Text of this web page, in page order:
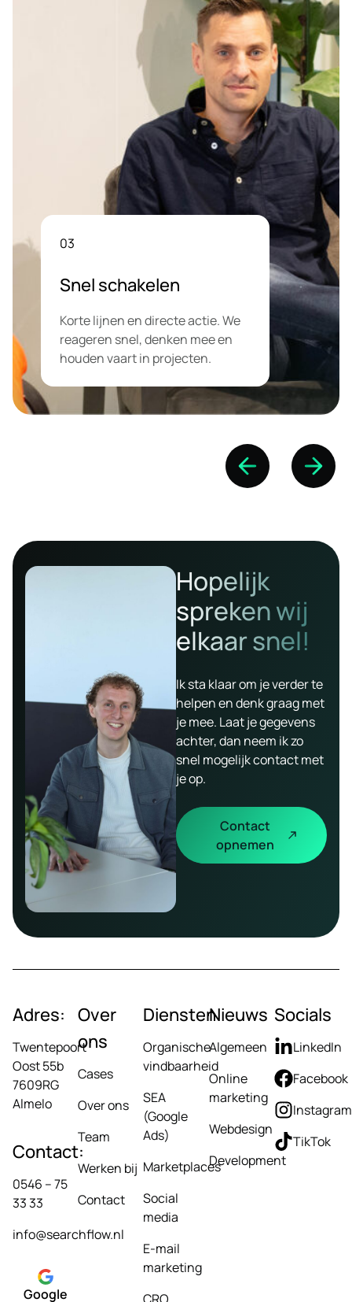
Langdurige
samenwerking
We kijken verder dan vandaag.
bouwen we aan duurzame
we doen, waarom we het doen en
waar je staat. Geen verrassingen
achteraf.
Hopelijk
spreken wij
elkaar snel!
Ik sta klaar om je verder te
helpen en denk graag met
je mee. Laat je gegevens
achter, dan neem ik zo
snel mogelijk contact met
je op.
Contact
opnemen
Adres:
Twentepoort
Oost 55b
7609RG
Almelo
Contact:
0546 – 75
33 33
info@searchflow.nl
Google
Over
ons
Cases
Over ons
Team
Werken bij
Contact
Diensten
Organische
vindbaarheid
SEA
(Google
Ads)
Marketplaces
Social
media
E-mail
marketing
Nieuws
Algemeen
Online
marketing
Webdesign
Development
Socials
LinkedIn
Facebook
Instagram
TikTok